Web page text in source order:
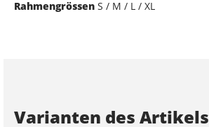
Rahmengrössen S / M / L / XL
Varianten des Artikels